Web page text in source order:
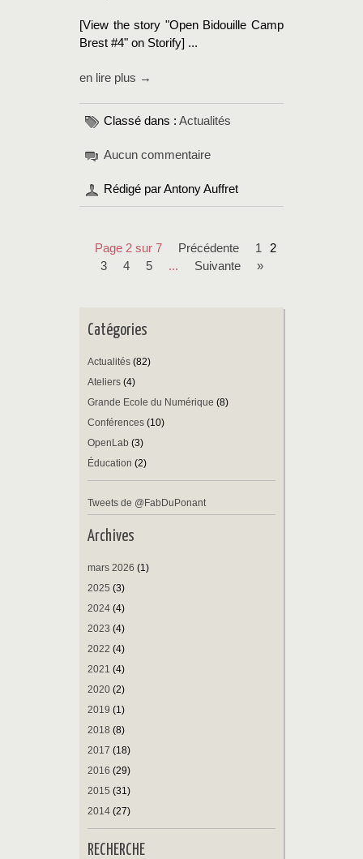
[View the story "Open Bidouille Camp
Brest #4" on Storify] ...
en lire plus →
Classé dans : Actualités
Aucun commentaire
Rédigé par Antony Auffret
Page 2 sur 7 précédente 1
2
3
4 5 ... suivante »
Catégories
Actualités (82)
Ateliers (4)
Grande Ecole du Numérique (8)
Conférences (10)
OpenLab (3)
Éducation (2)
Tweets de @FabDuPonant
Archives
mars 2026 (1)
2025 (3)
2024 (4)
2023 (4)
2022 (4)
2021 (4)
2020 (2)
2019 (1)
2018 (8)
2017 (18)
2016 (29)
2015 (31)
2014 (27)
RECHERCHE